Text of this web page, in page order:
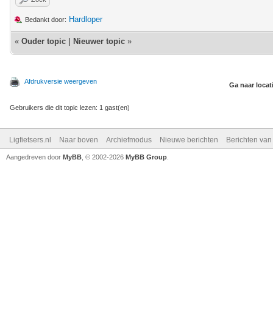
Bedankt door: Hardloper
« Ouder topic Nieuwer topic »
Afdrukversie weergeven Ga naar
Gebruikers die dit topic lezen: 1 gast(en)
Ligfietsers.nl Naar boven Archiefmodus Nieuwe berichten Berichten
Aangedreven door MyBB , © 2002-2026 MyBB Group